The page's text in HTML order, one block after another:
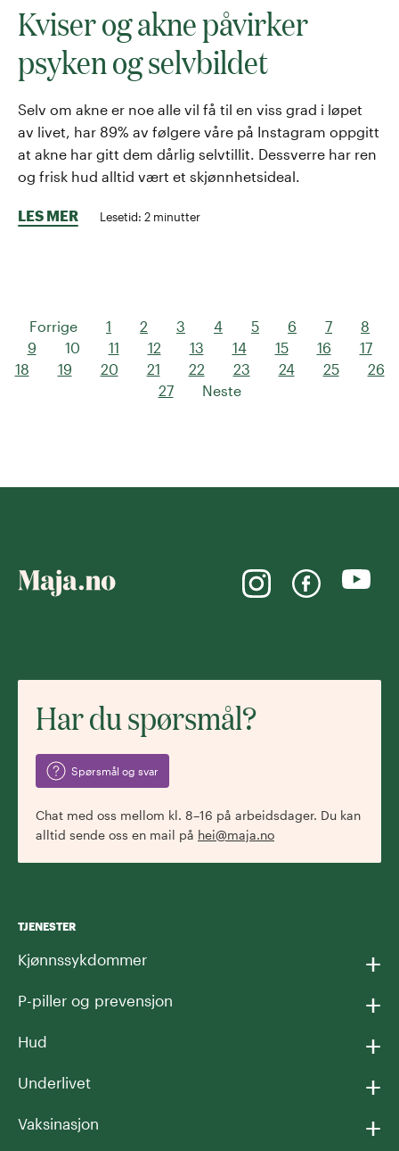
Kviser og akne påvirker
psyken og selvbildet
Selv om akne er noe alle vil få til en viss grad i løpet
av livet, har 89% av følgere våre på Instagram oppgitt
at akne har gitt dem dårlig selvtillit. Dessverre har ren
og frisk hud alltid vært et skjønnhetsideal.
LES MER Lesetid: 2 minutter
Forrige 1 2 3 4 5 6 7
8
9
10 11 12 13 14 15 16
17
18
19 20 21 22 23 24 25
26
27
Neste
Har du spørsmål?
Spørsmål og svar
Chat med oss mellom kl. 8–16 på arbeidsdager. Du kan
alltid sende oss en mail på hei@maja.no
TJENESTER
Kjønnssykdommer +
P-piller og prevensjon +
Hud +
Underlivet +
Vaksinasjon +